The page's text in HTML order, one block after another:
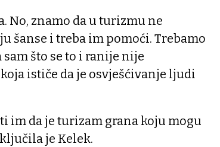
No, znamo da u turizmu ne
šanse i treba im pomoći. Trebamo
što se to i ranije nije
ističe da je osvješćivanje ljudi
im da je turizam grana koju mogu
je Kelek.